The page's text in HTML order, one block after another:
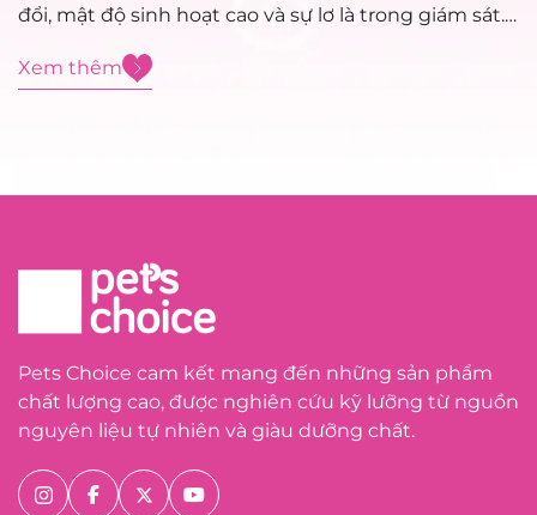
đổi, mật độ sinh hoạt cao và sự lơ là trong giám sát.
đóng vai trò...
Xem thêm
Pets Choice cam kết mang đến những sản phẩm
chất lượng cao, được nghiên cứu kỹ lưỡng từ nguồn
nguyên liệu tự nhiên và giàu dưỡng chất.